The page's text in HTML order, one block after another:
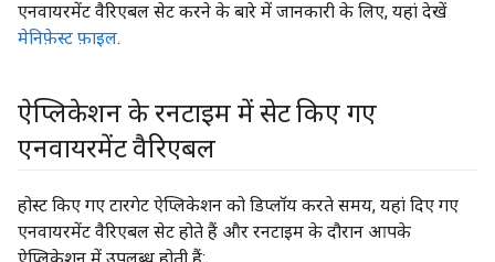
एनवायरमेंट वैरिएबल सेट करने के बारे में जानकारी के लिए, यहां देखें
मेनिफ़ेस्ट फ़ाइल.
ऐप्लिकेशन के रनटाइम में सेट किए गए
एनवायरमेंट वैरिएबल
होस्ट किए गए टारगेट ऐप्लिकेशन को डिप्लॉय करते समय, यहां दिए गए
एनवायरमेंट वैरिएबल सेट होते हैं और रनटाइम के दौरान आपके